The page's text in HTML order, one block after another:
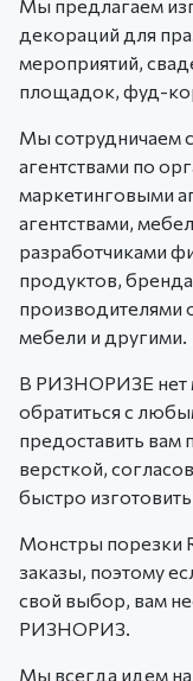
Мы предлагаем
декораций для
мероприятий,
площадок, фуд-
Мы сотрудничаем
агентствами по
маркетинговыми
агентствами,
разработчиками
продуктов,
производителями
мебели и другими.
В РИЗНОРИЗЕ нет
обратиться с
предоставить вам
версткой,
быстро
Монстры порезки
заказы, поэтому
свой выбор, вам
РИЗНОРИЗ.
Мы всегда идем